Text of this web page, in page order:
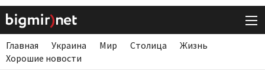
Главная Украина Мир Столица
Жизнь
Хорошие новости